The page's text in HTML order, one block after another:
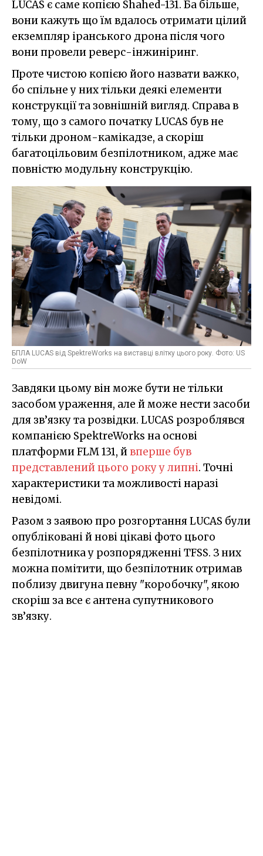
LUCAS є саме копією Shahed-131. Ба більше,
вони кажуть що їм вдалось отримати цілий
екземпляр іранського дрона після чого
вони провели реверс-інжиніринг.
Проте чистою копією його назвати важко,
бо спільне у них тільки деякі елементи
конструкції та зовнішній вигляд. Справа в
тому, що з самого початку LUCAS був не
тільки дроном-камікадзе, а скоріш
багатоцільовим безпілотником, адже має
повністю модульну конструкцію.
БПЛА LUCAS від SpektreWorks на виставці влітку цього року. Фото: US
DoW
Завдяки цьому він може бути не тільки
засобом ураження, але й може нести засоби
для зв’язку та розвідки. LUCAS розроблявся
компанією SpektreWorks на основі
платформи FLM 131, йвперше був
представлений цього року у липні. Точні
характеристики та можливості наразі
невідомі.
Разом з заявою про розгортання LUCAS були
опубліковані й нові цікаві фото цього
безпілотника у розпорядженні TFSS. З них
можна помітити, що безпілотник отримав
поблизу двигуна певну "коробочку", якою
скоріш за все є антена супутникового
зв’язку.